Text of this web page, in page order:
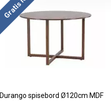
Durango spisebord Ø120cm MDF